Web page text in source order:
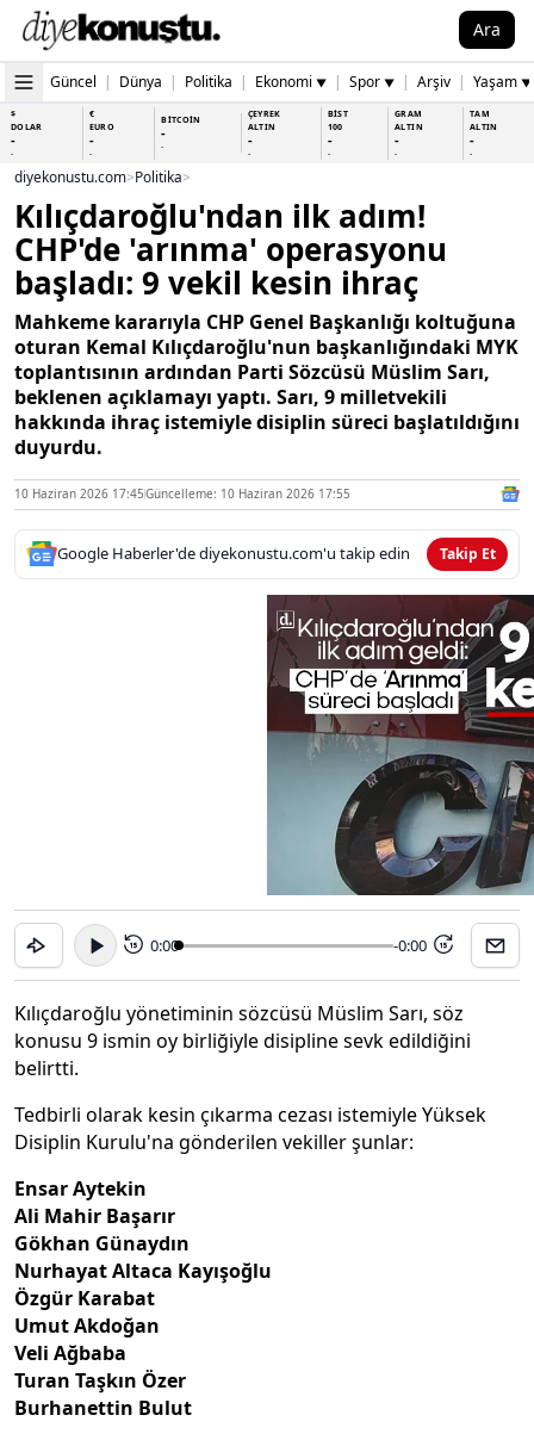
Ara
Güncel | Dünya | Politika | Ekonomi ▼ | Spor ▼ | Arşiv | Yaşam ▼
$
DOLAR
-
-
€
EURO
-
-
BİTCOİN
-
-
ÇEYREK
ALTIN
-
-
BİST
100
-
-
GRAM
ALTIN
-
-
TAM
ALTIN
-
-
diyekonustu.com>Politika>
Kılıçdaroğlu'ndan ilk adım!
CHP'de 'arınma' operasyonu
başladı: 9 vekil kesin ihraç
Mahkeme kararıyla CHP Genel Başkanlığı koltuğuna
oturan Kemal Kılıçdaroğlu'nun başkanlığındaki MYK
toplantısının ardından Parti Sözcüsü Müslim Sarı,
beklenen açıklamayı yaptı. Sarı, 9 milletvekili
hakkında ihraç istemiyle disiplin süreci başlatıldığını
duyurdu.
10 Haziran 2026 17:45Güncelleme: 10 Haziran 2026 17:55
Google Haberler'de diyekonustu.com'u takip edin Takip Et
15 0:00 -0:00 15
Kılıçdaroğlu yönetiminin sözcüsü Müslim Sarı, söz
konusu 9 ismin oy birliğiyle disipline sevk edildiğini
belirtti.
Tedbirli olarak kesin çıkarma cezası istemiyle Yüksek
Disiplin Kurulu'na gönderilen vekiller şunlar:
Ensar Aytekin
Ali Mahir Başarır
Gökhan Günaydın
Nurhayat Altaca Kayışoğlu
Özgür Karabat
Umut Akdoğan
Veli Ağbaba
Turan Taşkın Özer
Burhanettin Bulut